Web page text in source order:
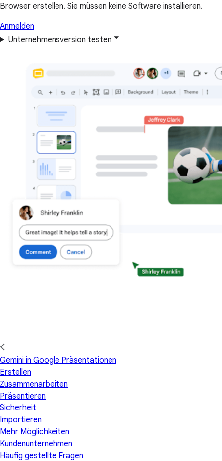
Browser erstellen. Sie müssen keine Software installieren.
Anmelden
Unternehmensversion testen
Gemini in Google Präsentationen
Erstellen
Zusammenarbeiten
Präsentieren
Sicherheit
Importieren
Mehr Möglichkeiten
Kundenunternehmen
Häufig gestellte Fragen